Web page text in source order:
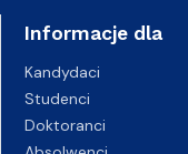
Informacje dla
Kandydaci
Studenci
Doktoranci